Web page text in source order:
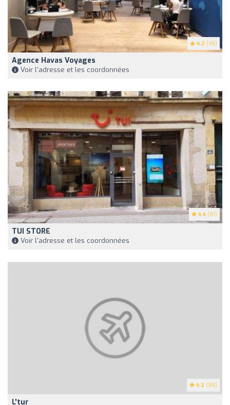
4.2 (45)
Agence Havas Voyages
Voir l'adresse et les coordonnées
4.4 (81)
TUI STORE
Voir l'adresse et les coordonnées
4.2 (98)
L'tur